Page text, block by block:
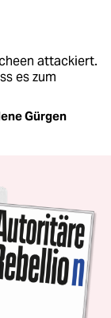
attackiert.
es zum
Gürgen